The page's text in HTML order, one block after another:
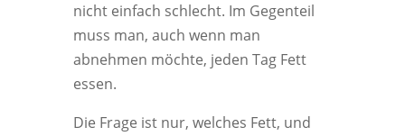
nicht einfach schlecht. Im Gegenteil
muss man, auch wenn man
abnehmen möchte, jeden Tag Fett
essen.
Die Frage ist nur, welches Fett, und